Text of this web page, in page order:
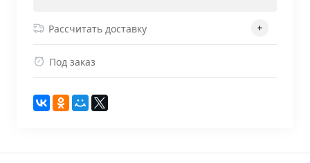
Рассчитать доставку
Под заказ